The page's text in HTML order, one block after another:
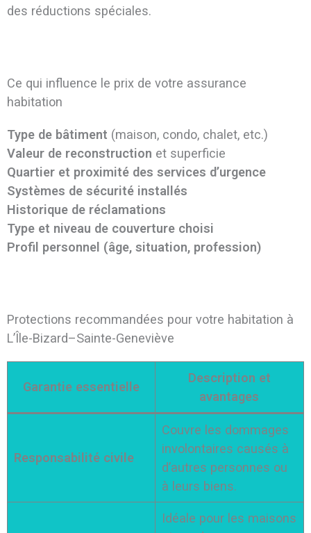
des réductions spéciales.
Ce qui influence le prix de votre assurance
habitation
Type de bâtiment (maison, condo, chalet, etc.)
Valeur de reconstruction et superficie
Quartier et proximité des services d’urgence
Systèmes de sécurité installés
Historique de réclamations
Type et niveau de couverture choisi
Profil personnel (âge, situation, profession)
Protections recommandées pour votre habitation à
L’Île-Bizard–Sainte-Geneviève
Garantie essentielle
Description et
avantages
Responsabilité civile
Couvre les dommages
involontaires causés à
d’autres personnes ou
à leurs biens.
Idéale pour les maisons